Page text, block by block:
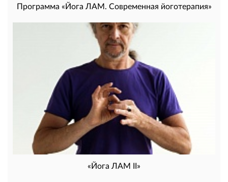
Программа «Йога ЛАМ. Современная йоготерапия»
«Йога ЛАМ II»